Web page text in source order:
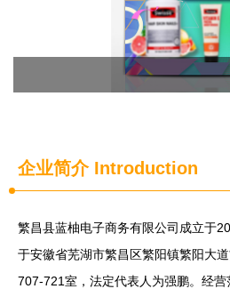
企业简介 Introduction
繁昌县蓝柚电子商务有限公司成立于
于安徽省芜湖市繁昌区繁阳镇繁阳大
707-721室，法定代表人为强鹏。经